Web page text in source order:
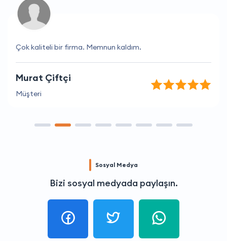
Çok kaliteli bir firma. Memnun kaldım.
Murat Çiftçi
Müşteri
Sosyal Medya
Bizi sosyal medyada paylaşın.